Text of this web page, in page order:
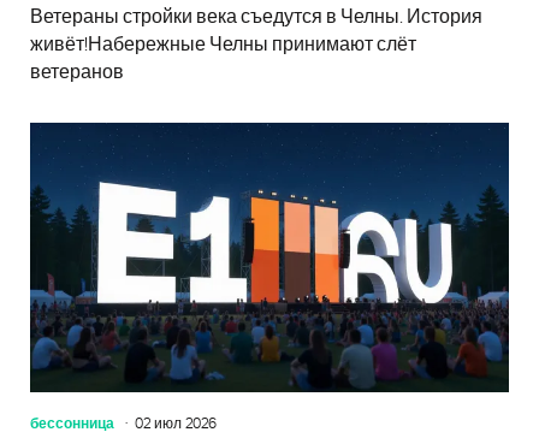
Ветераны стройки века съедутся в Челны. История
живёт!Набережные Челны принимают слёт
ветеранов
бессонница 02 июл 2026